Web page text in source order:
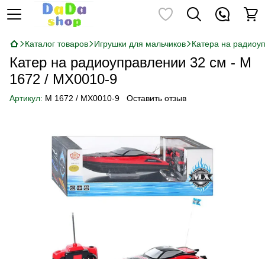
Каталог товаров Игрушки для мальчиков Катера на
Катер на радиоуправлении 32 см - M
1672 / MX0010-9
Артикул: M 1672 / MX0010-9 Оставить отзыв